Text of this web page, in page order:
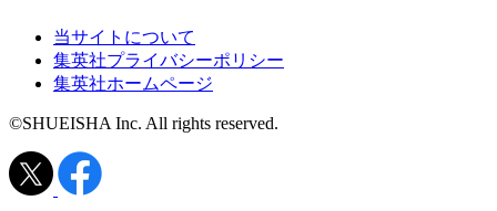
当サイトについて
集英社プライバシーポリシー
集英社ホームページ
©SHUEISHA Inc. All rights reserved.